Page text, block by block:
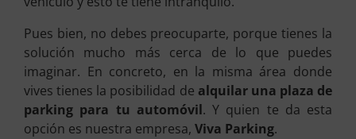
Pues bien, no debes preocuparte, porque tienes la
solución mucho más cerca de lo que puedes
imaginar. En concreto, en la misma área donde
vives tienes la posibilidad de alquilar una plaza de
parking para tu automóvil. Y quien te da esta
opción es nuestra empresa, Viva Parking.